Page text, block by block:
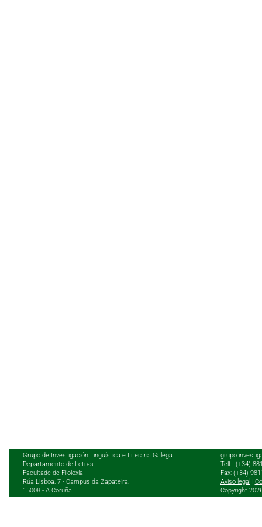
Grupo de Investigación Lingüística e Literaria Galega
Departamento de Letras.
Facultade de Filoloxía
Rúa Lisboa, 7 - Campus da Zapateira,
15008 - A Coruña
Telf.: (+34)
Fax: (+34)
Aviso legal
Copyright